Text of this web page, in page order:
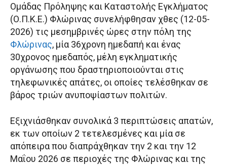
Ομάδας Πρόληψης και Καταστολής Εγκλήματος
(Ο.Π.Κ.Ε.) Φλώρινας συνελήφθησαν χθες (12-05-
2026) τις μεσημβρινές ώρες στην πόλη της
Φλώρινας, μία 36χρονη ημεδαπή και ένας
30χρονος ημεδαπός, μέλη εγκληματικής
οργάνωσης που δραστηριοποιούνται στις
τηλεφωνικές απάτες, οι οποίες τελέσθηκαν σε
βάρος τριών ανυποψίαστων πολιτών.
Εξιχνιάσθηκαν συνολικά 3 περιπτώσεις απατών,
εκ των οποίων 2 τετελεσμένες και μία σε
απόπειρα που διαπράχθηκαν την 2 και την 12
Μαΐου 2026 σε περιοχές της Φλώρινας και της